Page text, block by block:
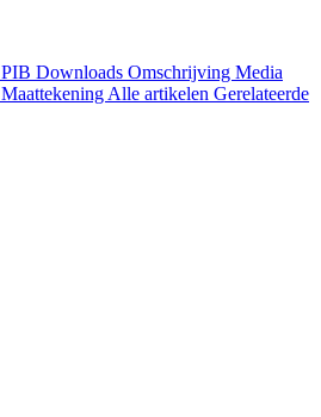
PIB Downloads Omschrijving Media
MaattekeningAlle artikelen Gerelateerde